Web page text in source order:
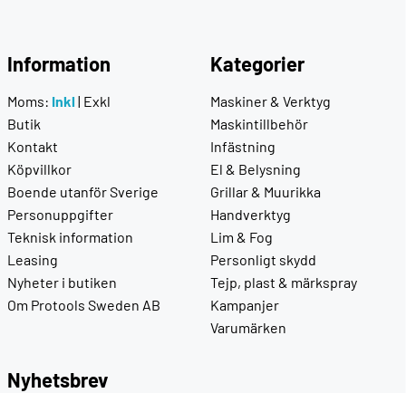
Information
Moms: Inkl | Exkl
Butik
Kontakt
Köpvillkor
Boende utanför Sverige
Personuppgifter
Teknisk information
Leasing
Nyheter i butiken
Om Protools Sweden AB
Kategorier
Maskiner & Verktyg
Maskintillbehör
Infästning
El & Belysning
Grillar & Muurikka
Handverktyg
Lim & Fog
Personligt skydd
Tejp, plast & märkspray
Kampanjer
Varumärken
Nyhetsbrev